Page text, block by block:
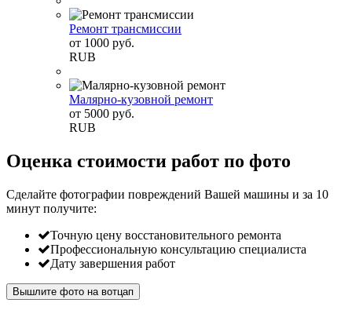
Ремонт трансмиссии
от 1000 руб.
RUB
Малярно-кузовной ремонт
от 5000 руб.
RUB
Оценка стоимости работ по фото
Сделайте фотографии повреждений Вашей машины и за 10
минут получите:
Точную цену восстановительного ремонта
Профессиональную консультацию специалиста
Дату завершения работ
Вышлите фото на вотцап